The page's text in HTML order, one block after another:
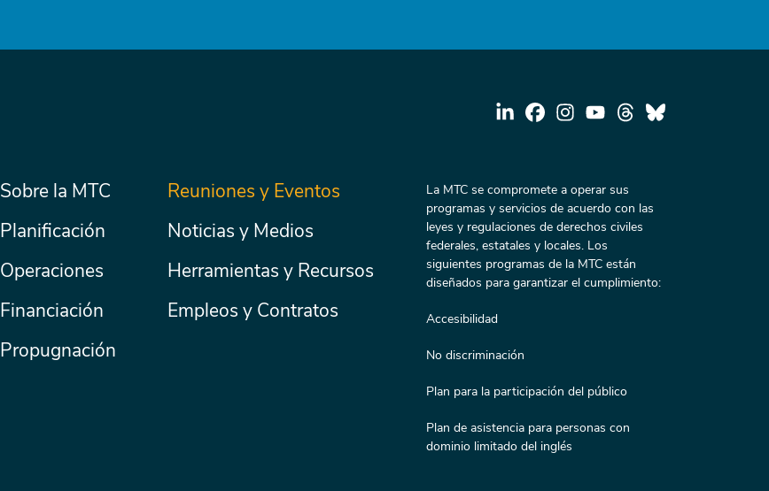
Menú
principal
Sobre la MTC
Planificación
Operaciones
Financiación
Propugnación
Secondary
Reuniones y Eventos
Noticias y Medios
Herramientas y Recursos
Empleos y Contratos
La MTC se compromete a operar sus
programas y servicios de acuerdo con las
leyes y regulaciones de derechos civiles
federales, estatales y locales. Los
siguientes programas de la MTC están
diseñados para garantizar el cumplimiento:
Accesibilidad
No discriminación
Plan para la participación del público
Plan de asistencia para personas con
dominio limitado del inglés